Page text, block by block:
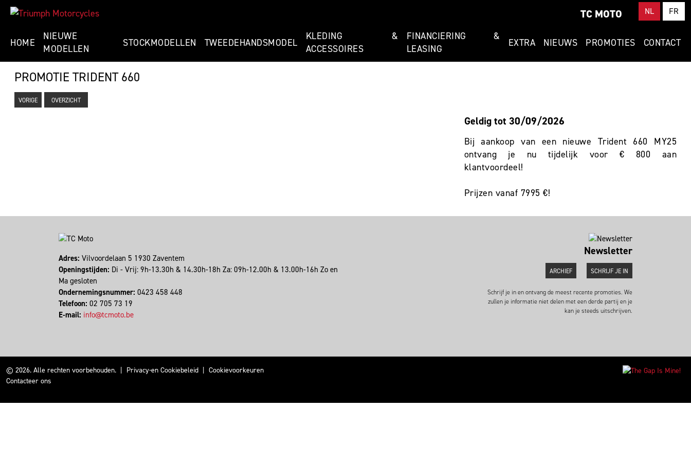
TC MOTO NL FR
HOME
NIEUWE
MODELLEN
STOCKMODELLEN TWEEDEHANDSMODEL
KLEDING &
ACCESSOIRES
FINANCIERING &
LEASING
EXTRA NIEUWS PROMOTIES CONTACT
PROMOTIE TRIDENT 660
VORIGE OVERZICHT
Geldig tot 30/09/2026
Bij aankoop van een nieuwe Trident 660 MY25
ontvang je nu tijdelijk voor € 800 aan
klantvoordeel!
Prijzen vanaf 7995 €!
Adres: Vilvoordelaan 5 1930 Zaventem
Openingstijden: Di - Vrij: 9h-13.30h & 14.30h-18h Za: 09h-12.00h & 13.00h-16h Zo en
Ma gesloten
Ondernemingsnummer: 0423 458 448
Telefoon: 02 705 73 19
E-mail: info@tcmoto.be
Newsletter
ARCHIEF SCHRIJF JE IN
Schrijf je in en ontvang de meest recente promoties. We
zullen je informatie niet delen met een derde partij en je
kan je steeds uitschrijven.
© 2026. Alle rechten voorbehouden. Privacy-en Cookiebeleid
Cookievoorkeuren
Contacteer ons